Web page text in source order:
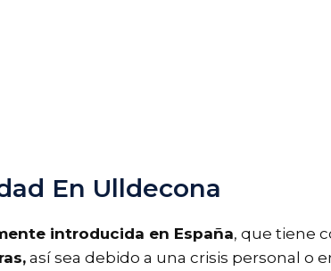
En Ulldecona
introducida en España, que tiene
así sea debido a una crisis personal o